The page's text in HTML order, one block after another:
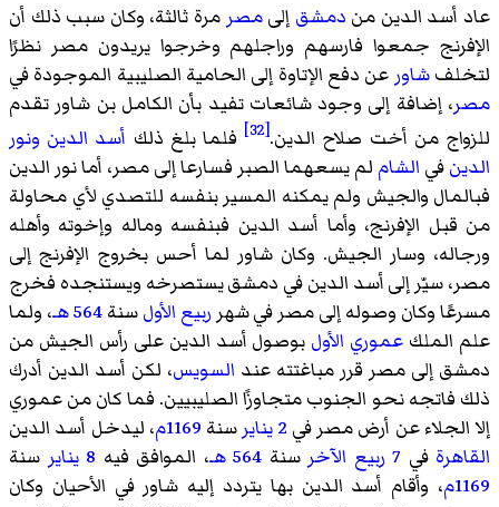
عاد أسد الدين من دمشق إلىمصر مرة ثالثة، وكان سبب ذلك أن
الإفرنج جمعوا فارسهم وراجلهم وخرجوا يريدون مصر نظرًا
لتخلفشاور عن دفع الإتاوة إلى الحامية الصليبية الموجودة في
مصر، إضافة إلى وجود شائعات تفيد بأن الكامل بن شاور تقدم
للزواج من أخت صلاح الدين.[32] فلما بلغ ذلك أسد الدين ونور
الدينفي الشام لم يسعهما الصبر فسارعا إلى مصر، أما نور الدين
فبالمال والجيش ولم يمكنه المسير بنفسه للتصدي لأي محاولة
من قبل الإفرنج، وأما أسد الدين فبنفسه وماله وإخوته وأهله
ورجاله، وسار الجيش. وكان شاور لما أحس بخروج الإفرنج إلى
مصر، سيّر إلى أسد الدين في دمشق يستصرخه ويستنجده فخرج
مسرعًا وكان وصوله إلى مصر في شهر ربيع الأولسنة564 هـ
، ولما
علم الملك عموري الأول بوصول أسد الدين على رأس الجيش من
دمشق إلى مصر قرر مباغتته عند السويس، لكن أسد الدين أدرك
ذلك فاتجه نحو الجنوب متجاوزًا الصليبيين. فما كان من عموري
إلا الجلاء عن أرض مصر في 2 يناير سنة 1169م ، ليدخل أسد الدين
القاهرة في 7 ربيع الآخر سنة 564 هـ ، الموافق فيه 8 يناير
سنة
1169م ، وأقام أسد الدين بها يتردد إليه شاور في الأحيان وكان